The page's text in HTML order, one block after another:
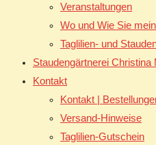
Veranstaltungen
Wo und Wie Sie
Taglilien- und
Staudengärtnerei Christina
Kontakt
Kontakt |
Versand-Hinweise
Taglilien-Gutschein